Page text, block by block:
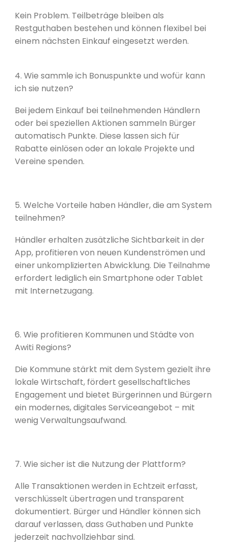
Kein Problem. Teilbeträge bleiben als
Restguthaben bestehen und können flexibel bei
einem nächsten Einkauf eingesetzt werden.
4. Wie sammle ich Bonuspunkte und wofür kann
ich sie nutzen?
Bei jedem Einkauf bei teilnehmenden Händlern
oder bei speziellen Aktionen sammeln Bürger
automatisch Punkte. Diese lassen sich für
Rabatte einlösen oder an lokale Projekte und
Vereine spenden.
5. Welche Vorteile haben Händler, die am System
teilnehmen?
Händler erhalten zusätzliche Sichtbarkeit in der
App, profitieren von neuen Kundenströmen und
einer unkomplizierten Abwicklung. Die Teilnahme
erfordert lediglich ein Smartphone oder Tablet
mit Internetzugang.
6. Wie profitieren Kommunen und Städte von
Awiti Regions?
Die Kommune stärkt mit dem System gezielt ihre
lokale Wirtschaft, fördert gesellschaftliches
Engagement und bietet Bürgerinnen und Bürgern
ein modernes, digitales Serviceangebot – mit
wenig Verwaltungsaufwand.
7. Wie sicher ist die Nutzung der Plattform?
Alle Transaktionen werden in Echtzeit erfasst,
verschlüsselt übertragen und transparent
dokumentiert. Bürger und Händler können sich
darauf verlassen, dass Guthaben und Punkte
jederzeit nachvollziehbar sind.